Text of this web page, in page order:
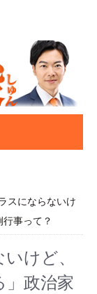
スにならないけ
事って？
けど、
政治家